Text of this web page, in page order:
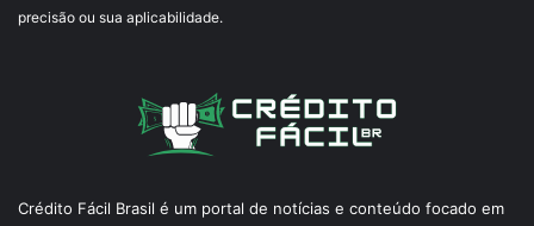
precisão ou sua aplicabilidade.
Crédito Fácil Brasil é um portal de notícias e conteúdo focado em